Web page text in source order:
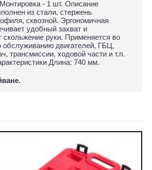
- 1 шт. Описание
из стали, стержень
сквозной. Эргономичная
удобный захват и
скольжение руки. Применяется во
обслуживанию двигателей, ГБЦ,
трансмиссии, ходовой части и т.п.
Длина: 740 мм.